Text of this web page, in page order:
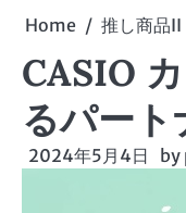
Home 推し商品II
CASIO
るパート
2024年5月4日 by